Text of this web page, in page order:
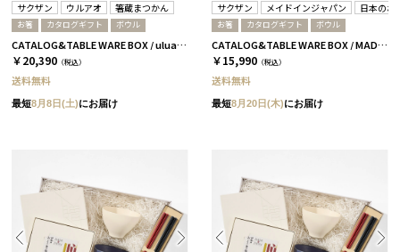
サクザン ウルアオ 箸蔵まつかん
お箸 カタログギフト ボウル
CATALOG&TABLE WARE BOX / uluao / ネイビー&ホワイト / 全5種 ザグーアン
￥20,390 （税込）
送料無料
最短8月8日(土)にお届け
サクザン メイドインジャパン 日本のお
お箸 カタログギフト ボウル
CATALOG&TABLE WARE BOX / MADE IN JAPAN / ネイビー&ホワイト / 全5種 C MJ08＋蓮
￥15,990 （税込）
送料無料
最短8月20日(木)にお届け